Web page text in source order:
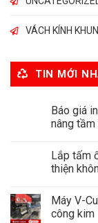
VÁCH KÍNH
TIN MỚI
Báo giá
nâng
Lắp tấm
thiện
Máy V-
công kim